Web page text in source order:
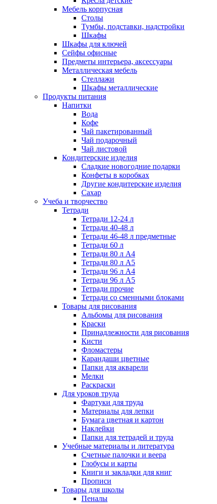
Мебель корпусная
Столы
Тумбы, подставки, надстройки
Шкафы
Шкафы для ключей
Сейфы офисные
Предметы интерьера, аксессуары
Металлическая мебель
Стеллажи
Шкафы металлические
Продукты питания
Напитки
Вода
Кофе
Чай пакетированный
Чай подарочный
Чай листовой
Кондитерские изделия
Сладкие новогодние подарки
Конфеты в коробках
Другие кондитерские изделия
Сахар
Учеба и творчество
Тетради
Тетради 12-24 л
Тетради 40-48 л
Тетради 46-48 л предметные
Тетради 60 л
Тетради 80 л А4
Тетради 80 л А5
Тетради 96 л А4
Тетради 96 л А5
Тетради прочие
Тетради со сменными блоками
Товары для рисования
Альбомы для рисования
Краски
Принадлежности для рисования
Кисти
Фломастеры
Карандаши цветные
Папки для акварели
Мелки
Раскраски
Для уроков труда
Фартуки для труда
Материалы для лепки
Бумага цветная и картон
Наклейки
Папки для тетрадей и труда
Учебные материалы и литература
Счетные палочки и веера
Глобусы и карты
Книги и закладки для книг
Прописи
Товары для школы
Пеналы